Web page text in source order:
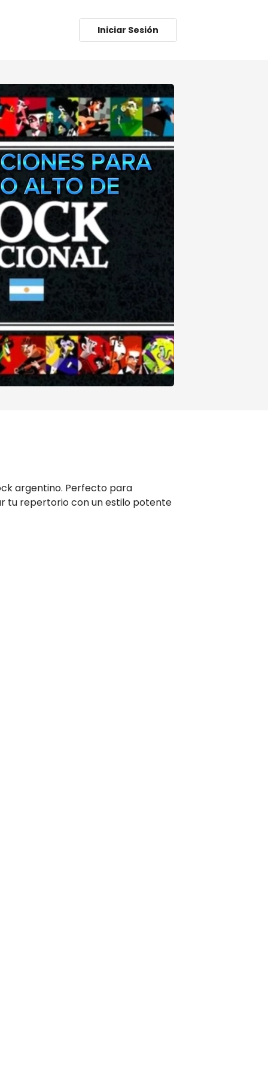
Iniciar Sesión
argentino. Perfecto para
tu repertorio con un estilo potente